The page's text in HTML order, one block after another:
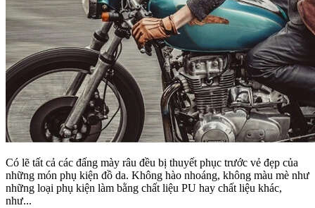
Có lẽ tất cả các đấng mày râu đều bị thuyết phục trước vẻ đẹp của
những món phụ kiện đồ da. Không hào nhoáng, không màu mè như
những loại phụ kiện làm bằng chất liệu PU hay chất liệu khác,
như...